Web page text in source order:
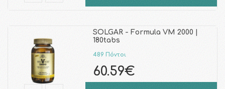
SOLGAR - Formula VM 2000 |
180tabs
489 Πόντοι
60.59€